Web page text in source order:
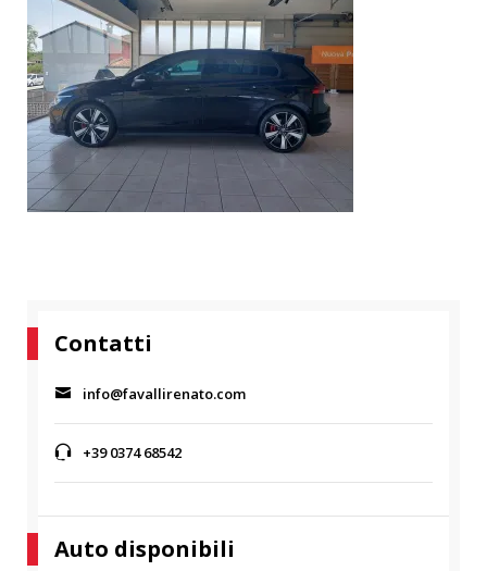
Contatti
info@favallirenato.com
+39 0374 68542
Auto disponibili